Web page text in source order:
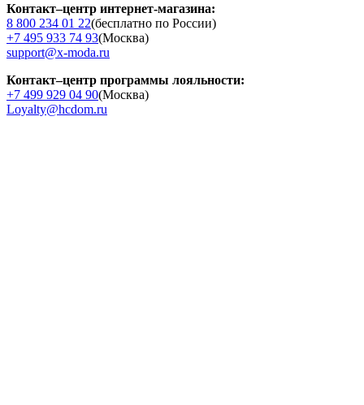
Контакт–центр интернет-магазина:
8 800 234 01 22(бесплатно по России)
+7 495 933 74 93(Москва)
support@x-moda.ru
Контакт–центр программы лояльности:
+7 499 929 04 90(Москва)
Loyalty@hcdom.ru